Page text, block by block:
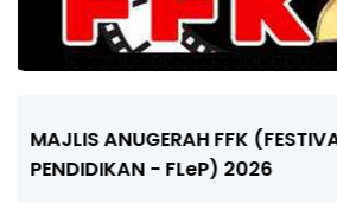
🔴 [LIVE] MATEMATIK SR, WANG